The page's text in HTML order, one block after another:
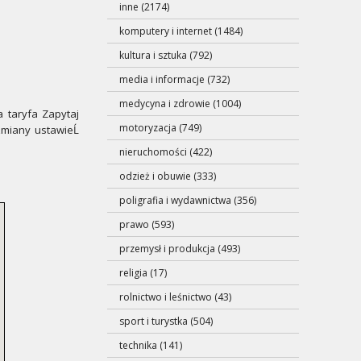
taryfa Zapytaj
ustawieĹ
inne (2174)
komputery i internet (1484)
kultura i sztuka (792)
media i informacje (732)
medycyna i zdrowie (1004)
motoryzacja (749)
nieruchomości (422)
odzież i obuwie (333)
poligrafia i wydawnictwa (356)
prawo (593)
przemysł i produkcja (493)
religia (17)
rolnictwo i leśnictwo (43)
sport i turystka (504)
technika (141)